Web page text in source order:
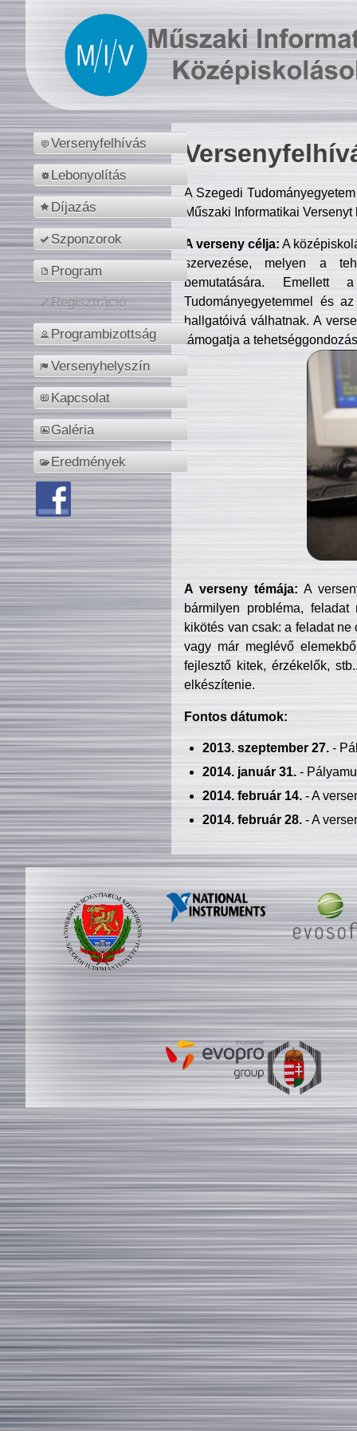
Versenyfelhívás
Lebonyolítás
Díjazás
Szponzorok
Program
Regisztráció
Programbizottság
Versenyhelyszín
Kapcsolat
Galéria
Eredmények
A Szegedi
Műszaki Informatikai
A verseny célja: A
szervezése, melyen a
bemutatására. Emellett
Tudományegyetemmel és
hallgatóivá válhatnak. A
támogatja a
A verseny témája: A
bármilyen probléma, feladat
kikötés van csak: a feladat
vagy már meglévő
fejlesztő kitek, érzékelők,
elkészítenie.
Fontos dátumok:
2013. szeptember 27.-
2014. január 31.-
2014. február 14.- A
2014. február 28.- A